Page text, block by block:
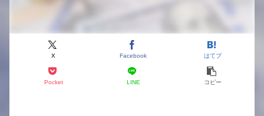
X Facebook はてブ
Pocket LINE コピー